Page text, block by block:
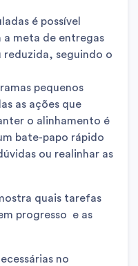
é possível
a meta de entregas
reduzida, seguindo o
pequenos
as ações que
o alinhamento é
bate-papo rápido
ou realinhar as
quais tarefas
progresso e as
no